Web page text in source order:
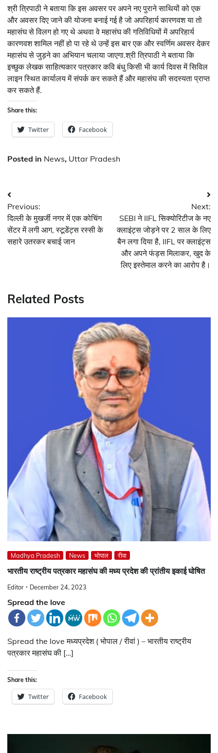
श्री त्रिपाठी ने बताया कि इस अवसर पर अपने नए पुराने साथियों को एक
और अवसर दिए जाने की योजना बनाई गई है जो अपरिहार्य कारणवश या तो
महासंघ से विलग हो गए थे अथवा वे महासंघ की गतिविधियों में अपरिहार्य
कारणवश शामिल नहीं हो पा रहे थे उन्हें इस बार एक और स्वर्णिम अवसर देकर
महासंघ से जुड़ने का अभियान चलाया जाएगा.श्री त्रिपाठी ने बताया कि
इच्छुक लेखक साहित्यकार पत्रकार कवि बंधु किसी भी कार्य दिवस में सिविल
लाइन स्थित कार्यालय में संपर्क कर सकते हैं और महासंघ की सदस्यता प्राप्त
कर सकते हैं.
Share this:
Twitter Facebook
Posted in News, Uttar Pradesh
Post
navigation
Previous:
दिल्ली के मुखर्जी नगर में एक कोचिंग
सेंटर में लगी आग, स्टूडेंट्स रस्सी के
सहारे उतरकर बचाई जान
Next:
SEBI ने IIFL सिक्योरिटीज के नए
क्लाइंट्स जोड़ने पर 2 साल के लिए
बैन लगा दिया है, IIFL पर क्लाइंट्स
और अपने फंड्स मिलाकर, खुद के
लिए इस्तेमाल करने का आरोप है।
Related Posts
Madhya Pradesh News भोपाल रीवा
भारतीय राष्ट्रीय पत्रकार महासंघ की मध्य प्रदेश की प्रांतीय इकाई घोषित
Editor December 24, 2023
Spread the love
Spread the love मध्यप्रदेश ( भोपाल / रीवां ) – भारतीय राष्ट्रीय
पत्रकार महासंघ की […]
Share this:
Twitter Facebook